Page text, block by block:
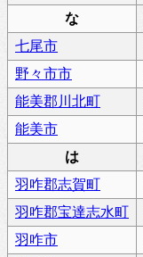
な
七尾市
野々市市
能美郡川北町
能美市
は
羽咋郡志賀町
羽咋郡宝達志水町
羽咋市